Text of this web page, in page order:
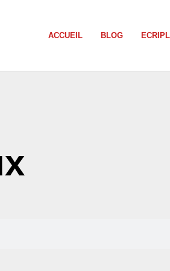
ACCUEIL BLOG